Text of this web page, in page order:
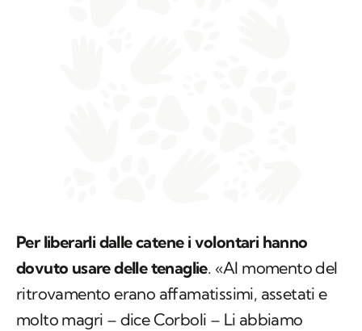
Per liberarli dalle catene i volontari hanno
dovuto usare delle tenaglie. «Al momento del
ritrovamento erano affamatissimi, assetati e
molto magri – dice Corboli – Li abbiamo